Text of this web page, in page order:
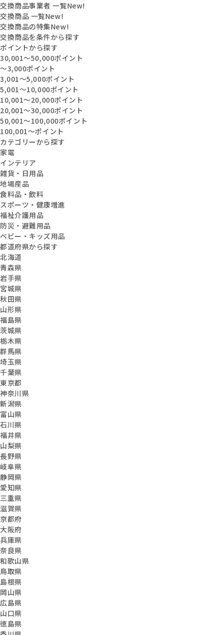
交換商品事業者 一覧New!
交換商品 一覧New!
交換商品の特集New!
交換商品を条件から探す
ポイントから探す
30,001〜50,000ポイント
〜3,000ポイント
3,001〜5,000ポイント
5,001〜10,000ポイント
10,001〜20,000ポイント
20,001〜30,000ポイント
50,001〜100,000ポイント
100,001〜ポイント
カテゴリーから探す
家電
インテリア
雑貨・日用品
地場産品
食料品・飲料
スポーツ・健康増進
福祉介護用品
防災・避難用品
ベビー・キッズ用品
都道府県から探す
北海道
青森県
岩手県
宮城県
秋田県
山形県
福島県
茨城県
栃木県
群馬県
埼玉県
千葉県
東京都
神奈川県
新潟県
富山県
石川県
福井県
山梨県
長野県
岐阜県
静岡県
愛知県
三重県
滋賀県
京都府
大阪府
兵庫県
奈良県
和歌山県
鳥取県
島根県
岡山県
広島県
山口県
徳島県